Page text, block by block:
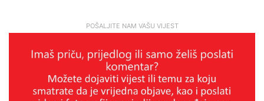
POŠALJITE NAM VAŠU VIJEST